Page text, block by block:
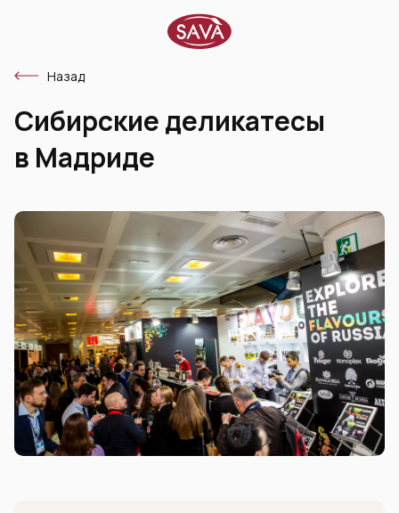
Назад
Сибирские деликатесы
в Мадриде